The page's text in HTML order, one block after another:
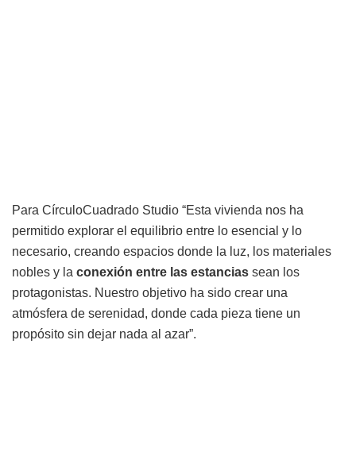
Para CírculoCuadrado Studio “Esta vivienda nos ha
permitido explorar el equilibrio entre lo esencial y lo
necesario, creando espacios donde la luz, los materiales
nobles y la conexión entre las estancias sean los
protagonistas. Nuestro objetivo ha sido crear una
atmósfera de serenidad, donde cada pieza tiene un
propósito sin dejar nada al azar”.